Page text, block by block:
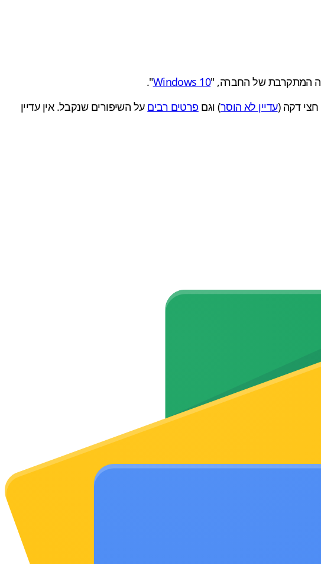
המתקרבת של החברה, "Windows 10
".
דקה (עדיין לא הוסר) וגם פרטים רבים על השיפורים שנקבל. אין עדיין